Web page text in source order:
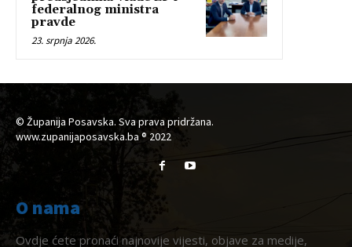
federalnog ministra
pravde
23. srpnja 2026.
© Županija Posavska. Sva prava pridržana.
www.zupanijaposavska.ba ® 2022
O nama
Ovdje ćete pronaći najnovije vijesti, objave za medije,